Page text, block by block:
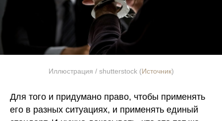
Иллюстрация / shutterstock (Источник)
Для того и придумано право, чтобы применять
его в разных ситуациях, и применять единый